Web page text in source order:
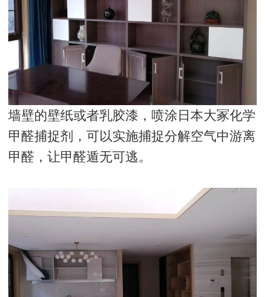
墙壁的壁纸或者乳胶漆，喷涂日本大冢化学
甲醛捕捉剂，可以实施捕捉分解空气中游离
甲醛，让甲醛遁无可逃。